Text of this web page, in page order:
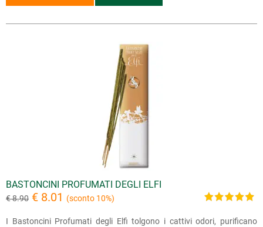
BASTONCINI PROFUMATI DEGLI ELFI
€ 8.90 € 8.01 (sconto 10%)
I Bastoncini Profumati degli Elfi tolgono i cattivi odori, purificano